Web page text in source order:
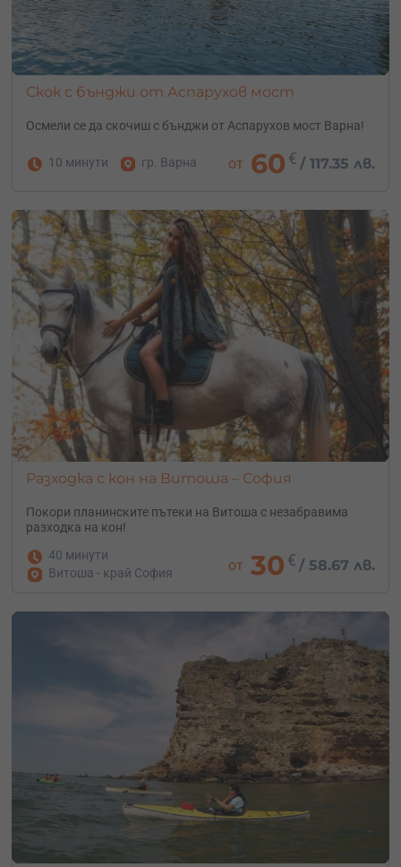
Скок с бънджи от Аспарухов мост
Осмели се да скочиш с бънджи от Аспарухов мост Варна!
10 минути гр. Варна от 60 € /117.35 лв.
Разходка с кон на Витоша – София
Покори планинските пътеки на Витоша с незабравима
разходка на кон!
40 минути
Витоша - край София
от 30 € /58.67 лв.